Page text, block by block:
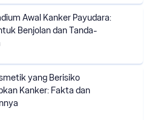
Awal Kanker Payudara:
Benjolan dan Tanda-
yang Berisiko
Kanker: Fakta dan